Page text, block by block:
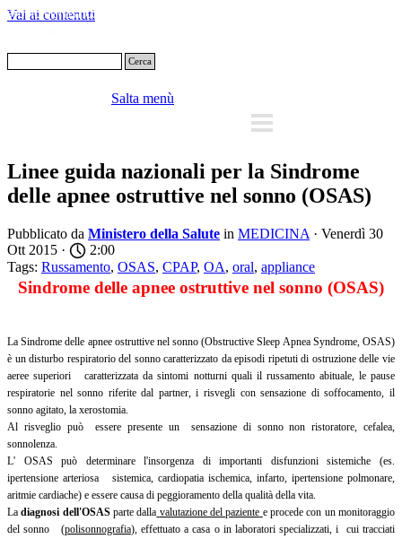
Vai ai contenuti
Cerca
Salta menù
Linee guida nazionali per la Sindrome
delle apnee ostruttive nel sonno (OSAS)
Pubblicato da Ministero della Salute in MEDICINA · Venerdì 30
Ott 2015 ·
2:00
Tags: Russamento, OSAS, CPAP, OA, oral, appliance
Sindrome delle apnee ostruttive nel sonno (OSAS)
La Sindrome delle apnee ostruttive nel sonno (Obstructive Sleep Apnea Syndrome, OSAS)
è un disturbo respiratorio del sonno caratterizzato da episodi ripetuti di ostruzione delle vie
aeree superiori caratterizzata da sintomi notturni quali il russamento abituale, le pause
respiratorie nel sonno riferite dal partner, i risvegli con sensazione di soffocamento, il
sonno agitato, la xerostomia.
Al risveglio può essere presente un sensazione di sonno non ristoratore, cefalea,
sonnolenza.
L' OSAS può determinare l'insorgenza di importanti disfunzioni sistemiche (es.
ipertensione arteriosa sistemica, cardiopatia ischemica, infarto, ipertensione polmonare,
aritmie cardiache) e essere causa di peggioramento della qualità della vita.
La diagnosi dell'OSAS parte dalla valutazione del paziente e procede con un monitoraggio
del sonno (polisonnografia), effettuato a casa o in laboratori specializzati, i cui tracciati